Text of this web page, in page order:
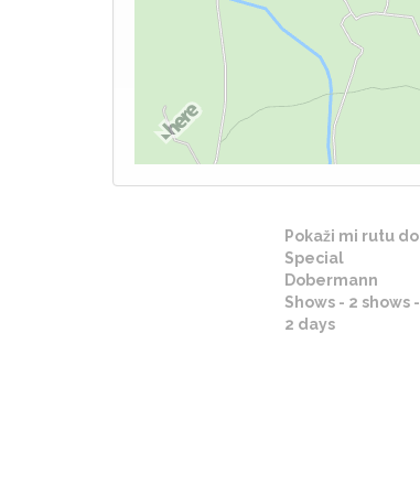
Pokaži mi rutu do
Special
Dobermann
Shows - 2 shows -
2 days